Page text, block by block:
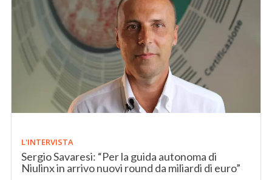
L'INTERVISTA
Sergio Savaresi: “Per la guida autonoma di
Niulinx in arrivo nuovi round da miliardi di euro”